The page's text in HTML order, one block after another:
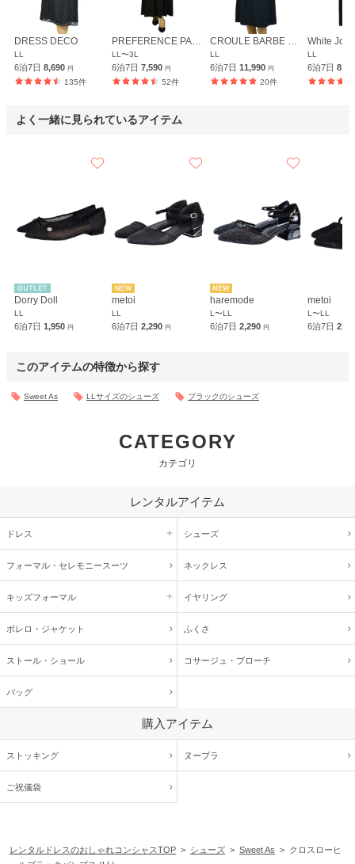
DRESS DECO
LL
6泊7日 8,690 円
135件
LL〜3L
6泊7日7,590円
52件
LL
6泊7日 11,990 円
20件
White
LL
6泊7日
よく一緒に見られているアイテム
Dorry Doll
LL
6泊7日 1,950 円
metoi
LL
6泊7日2,290円
haremode
L〜LL
6泊7日 2,290 円
metoi
L〜LL
6泊7日
このアイテムの特徴から探す
Sweet As LLサイズのシューズ ブラックのシューズ
CATEGORY
カテゴリ
レンタルアイテム
ドレス シューズ
フォーマル・ セレモニースーツ ネックレス
キッズフォーマル イヤリング
ボレロ・ジャケット ふくさ
ストール・ショール コサージュ・ ブローチ
バッグ
購入アイテム
ストッキング ヌーブラ
ご祝儀袋
レンタルドレスのおしゃれコンシャスTOP > シューズ > Sweet As > クロスローヒ